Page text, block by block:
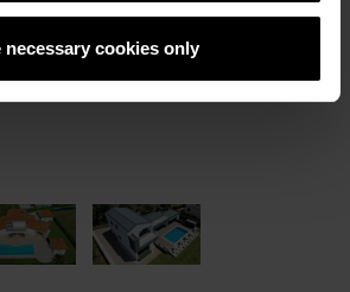
necessary cookies only